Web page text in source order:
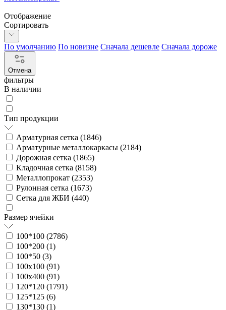
Отображение
Сортировать
По умолчанию По новизне Сначала дешевле Сначала дороже
Отмена
фильтры
В наличии
Тип продукции
Арматурная сетка (1846)
Арматурные металлокаркасы (2184)
Дорожная сетка (1865)
Кладочная сетка (8158)
Металлопрокат (2353)
Рулонная сетка (1673)
Сетка для ЖБИ (440)
Размер ячейки
100*100 (2786)
100*200 (1)
100*50 (3)
100х100 (91)
100х400 (91)
120*120 (1791)
125*125 (6)
130*130 (1)